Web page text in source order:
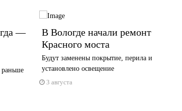
—
раньше
В Вологде начали ремонт
Красного моста
Будут заменены покрытие, перила и
установлено освещение
3 августа